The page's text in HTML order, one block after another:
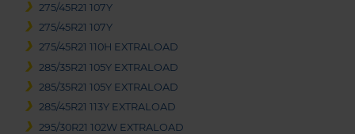
275/45R21 107Y
275/45R21 107Y
275/45R21 110H EXTRALOAD
285/35R21 105Y EXTRALOAD
285/35R21 105Y EXTRALOAD
285/45R21 113Y EXTRALOAD
295/30R21 102W EXTRALOAD